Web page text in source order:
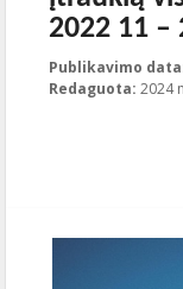
2022 11 –
Publikavimo
Redaguota: 2024